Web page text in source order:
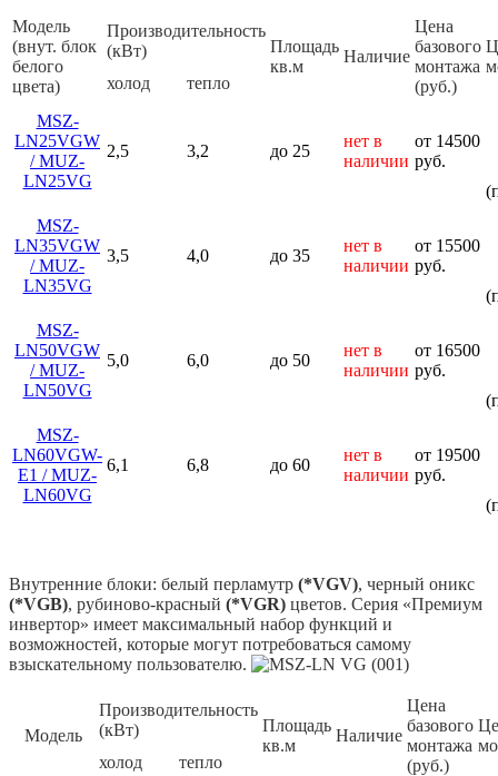
Модель
(внут. блок
белого
цвета)
Производительность
(кВт)
Площадь
кв.м
Наличие
Цена
базового
монтажа
(руб.)
холод
тепло
MSZ-
LN25VGW
/ MUZ-
LN25VG
2,5 3,2 до 25
нет в
наличии
от 14500
руб.
MSZ-
LN35VGW
/ MUZ-
LN35VG
3,5 4,0 до 35
нет в
наличии
от 15500
руб.
MSZ-
LN50VGW
/ MUZ-
LN50VG
5,0 6,0 до 50
нет в
наличии
от 16500
руб.
MSZ-
LN60VGW-
E1 / MUZ-
LN60VG
6,1 6,8 до 60
нет в
наличии
от 19500
руб.
Внутренние блоки: белый перламутр (*VGV), черный оникс
(*VGB), рубиново-красный (*VGR) цветов. Серия «Премиум
инвертор» имеет максимальный набор функций и
возможностей, которые могут потребоваться самому
взыскательному пользователю.
Модель
Производительность
(кВт)
Площадь
кв.м
Наличие
Цена
базового
монтажа
(руб.)
холод
тепло